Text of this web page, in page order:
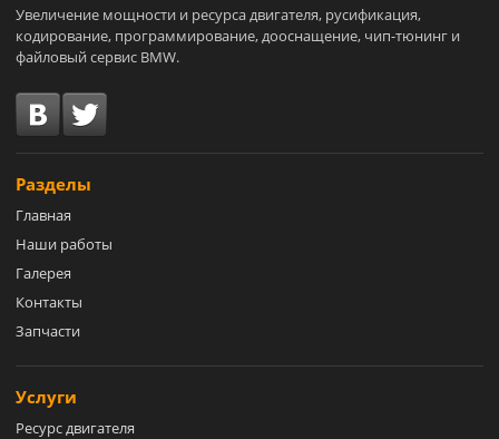
Увеличение мощности и ресурса двигателя, русификация,
кодирование, программирование, дооснащение, чип-тюнинг и
файловый сервис BMW.
Разделы
Главная
Наши работы
Галерея
Контакты
Запчасти
Услуги
Ресурс двигателя